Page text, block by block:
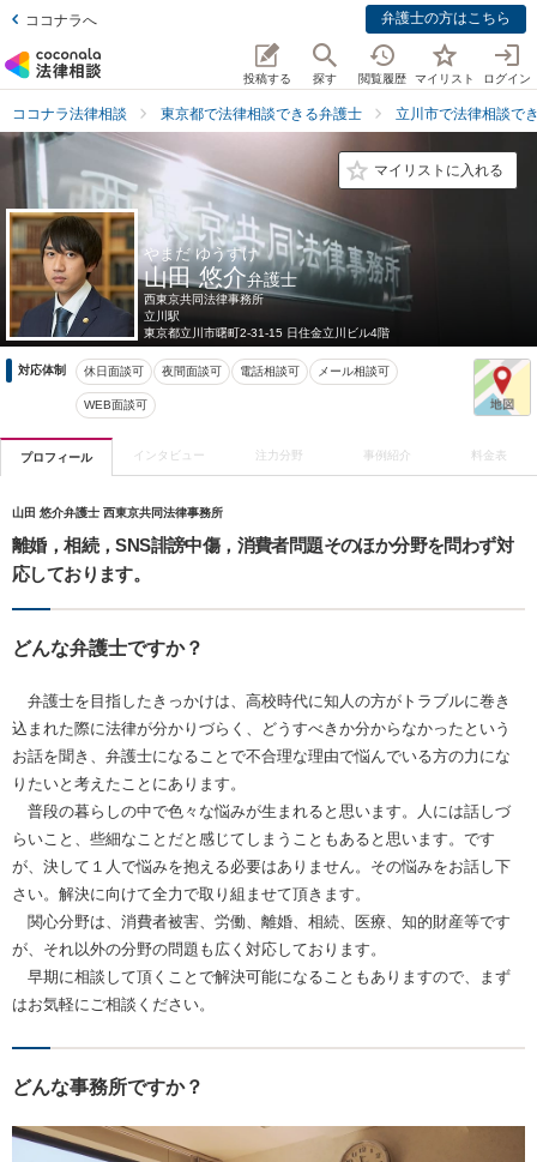
ココナラへ 弁護士の方はこちら
投稿する 探す 閲覧履歴 マイリスト ログイン
ココナラ法律相談 東京都で法律相談できる弁護士 立川市で法律相談で
マイリストに入れる
やまだ ゆうすけ
山田 悠介弁護士
西東京共同法律事務所
立川駅
東京都立川市曙町2-31-15 日住金立川ビル4階
対応体制 休日面談可 夜間面談可 電話相談可 メール相談可
WEB面談可
プロフィール インタビュー 注力分野 事例紹介 料金表
山田 悠介弁護士 西東京共同法律事務所
離婚，相続，SNS誹謗中傷，消費者問題そのほか分野を問わず対
応しております。
どんな弁護士ですか？
弁護士を目指したきっかけは、高校時代に知人の方がトラブルに巻き
込まれた際に法律が分かりづらく、どうすべきか分からなかったという
お話を聞き、弁護士になることで不合理な理由で悩んでいる方の力にな
りたいと考えたことにあります。
普段の暮らしの中で色々な悩みが生まれると思います。人には話しづ
らいこと、些細なことだと感じてしまうこともあると思います。です
が、決して１人で悩みを抱える必要はありません。その悩みをお話し下
さい。解決に向けて全力で取り組ませて頂きます。
関心分野は、消費者被害、労働、離婚、相続、医療、知的財産等です
が、それ以外の分野の問題も広く対応しております。
早期に相談して頂くことで解決可能になることもありますので、まず
はお気軽にご相談ください。
どんな事務所ですか？